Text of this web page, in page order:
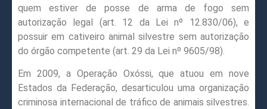
quem estiver de posse de arma de fogo sem
autorização legal (art. 12 da Lei nº 12.830/06), e
possuir em cativeiro animal silvestre sem autorização
do órgão competente (art. 29 da Lei nº 9605/98).
Em 2009, a Operação Oxóssi, que atuou em nove
Estados da Federação, desarticulou uma organização
criminosa internacional de tráfico de animais silvestres.